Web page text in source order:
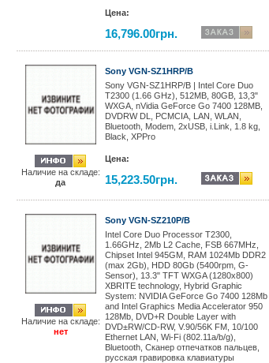
Цена:
16,796.00грн.
Наличие на складе:
да
Sony VGN-SZ1HRP/B
Sony VGN-SZ1HRP/B | Intel Core Duo
T2300 (1.66 GHz), 512MB, 80GB, 13,3"
WXGA, nVidia GeForce Go 7400 128MB,
DVDRW DL, PCMCIA, LAN, WLAN,
Bluetooth, Modem, 2xUSB, i.Link, 1.8 kg,
Black, XPPro
Цена:
15,223.50грн.
Наличие на складе:
нет
Sony VGN-SZ210P/B
Intel Core Duo Processor T2300,
1.66GHz, 2Mb L2 Cache, FSB 667MHz,
Chipset Intel 945GM, RAM 1024Mb DDR2
(max 2Gb), HDD 80Gb (5400rpm, G-
Sensor), 13.3" TFT WXGA (1280x800)
XBRITE technology, Hybrid Graphic
System: NVIDIA GeForce Go 7400 128Mb
and Intel Graphics Media Accelerator 950
128Mb, DVD+R Double Layer with
DVD±RW/CD-RW, V.90/56K FM, 10/100
Ethernet LAN, Wi-Fi (802.11a/b/g),
Bluetooth, Сканер отпечатков пальцев,
русская гравировка клавиатуры